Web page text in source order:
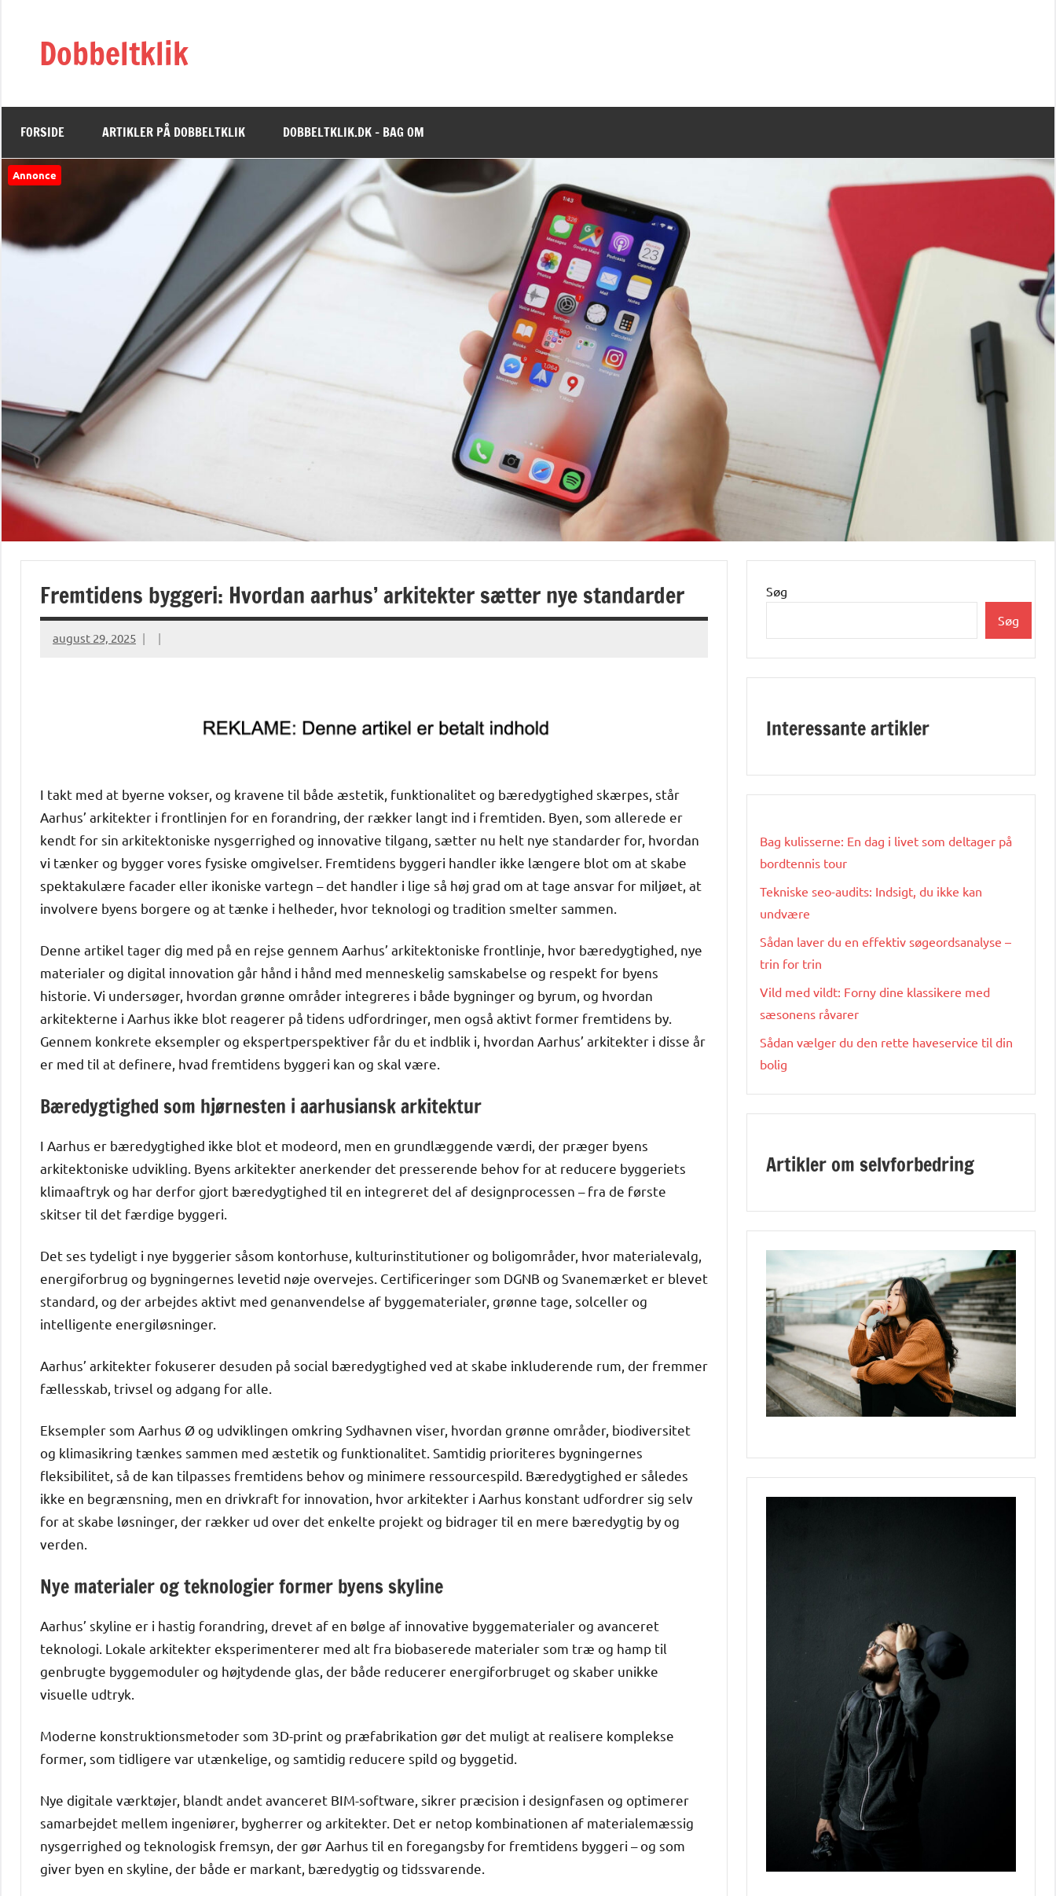
Dobbeltklik
FORSIDE ARTIKLER PÅ DOBBELTKLIK DOBBELTKLIK.DK – BAG OM
Annonce
Fremtidens byggeri: Hvordan aarhus’ arkitekter sætter nye standarder
august 29, 2025
I takt med at byerne vokser, og kravene til både æstetik, funktionalitet og bæredygtighed skærpes, står
Aarhus’ arkitekter i frontlinjen for en forandring, der rækker langt ind i fremtiden. Byen, som allerede er
kendt for sin arkitektoniske nysgerrighed og innovative tilgang, sætter nu helt nye standarder for, hvordan
vi tænker og bygger vores fysiske omgivelser. Fremtidens byggeri handler ikke længere blot om at skabe
spektakulære facader eller ikoniske vartegn – det handler i lige så høj grad om at tage ansvar for miljøet, at
involvere byens borgere og at tænke i helheder, hvor teknologi og tradition smelter sammen.
Denne artikel tager dig med på en rejse gennem Aarhus’ arkitektoniske frontlinje, hvor bæredygtighed, nye
materialer og digital innovation går hånd i hånd med menneskelig samskabelse og respekt for byens
historie. Vi undersøger, hvordan grønne områder integreres i både bygninger og byrum, og hvordan
arkitekterne i Aarhus ikke blot reagerer på tidens udfordringer, men også aktivt former fremtidens by.
Gennem konkrete eksempler og ekspertperspektiver får du et indblik i, hvordan Aarhus’ arkitekter i disse år
er med til at definere, hvad fremtidens byggeri kan og skal være.
Bæredygtighed som hjørnesten i aarhusiansk arkitektur
I Aarhus er bæredygtighed ikke blot et modeord, men en grundlæggende værdi, der præger byens
arkitektoniske udvikling. Byens arkitekter anerkender det presserende behov for at reducere byggeriets
klimaaftryk og har derfor gjort bæredygtighed til en integreret del af designprocessen – fra de første
skitser til det færdige byggeri.
Det ses tydeligt i nye byggerier såsom kontorhuse, kulturinstitutioner og boligområder, hvor materialevalg,
energiforbrug og bygningernes levetid nøje overvejes. Certificeringer som DGNB og Svanemærket er blevet
standard, og der arbejdes aktivt med genanvendelse af byggematerialer, grønne tage, solceller og
intelligente energiløsninger.
Aarhus’ arkitekter fokuserer desuden på social bæredygtighed ved at skabe inkluderende rum, der fremmer
fællesskab, trivsel og adgang for alle.
Eksempler som Aarhus Ø og udviklingen omkring Sydhavnen viser, hvordan grønne områder, biodiversitet
og klimasikring tænkes sammen med æstetik og funktionalitet. Samtidig prioriteres bygningernes
fleksibilitet, så de kan tilpasses fremtidens behov og minimere ressourcespild. Bæredygtighed er således
ikke en begrænsning, men en drivkraft for innovation, hvor arkitekter i Aarhus konstant udfordrer sig selv
for at skabe løsninger, der rækker ud over det enkelte projekt og bidrager til en mere bæredygtig by og
verden.
Nye materialer og teknologier former byens skyline
Aarhus’ skyline er i hastig forandring, drevet af en bølge af innovative byggematerialer og avanceret
teknologi. Lokale arkitekter eksperimenterer med alt fra biobaserede materialer som træ og hamp til
genbrugte byggemoduler og højtydende glas, der både reducerer energiforbruget og skaber unikke
visuelle udtryk.
Moderne konstruktionsmetoder som 3D-print og præfabrikation gør det muligt at realisere komplekse
former, som tidligere var utænkelige, og samtidig reducere spild og byggetid.
Nye digitale værktøjer, blandt andet avanceret BIM-software, sikrer præcision i designfasen og optimerer
samarbejdet mellem ingeniører, bygherrer og arkitekter. Det er netop kombinationen af materialemæssig
nysgerrighed og teknologisk fremsyn, der gør Aarhus til en foregangsby for fremtidens byggeri – og som
giver byen en skyline, der både er markant, bæredygtig og tidssvarende.
Søg
Søg
Interessante artikler
Bag kulisserne: En dag i livet som deltager på
bordtennis tour
Tekniske seo-audits: Indsigt, du ikke kan
undvære
Sådan laver du en effektiv søgeordsanalyse –
trin for trin
Vild med vildt: Forny dine klassikere med
sæsonens råvarer
Sådan vælger du den rette haveservice til din
bolig
Artikler om selvforbedring